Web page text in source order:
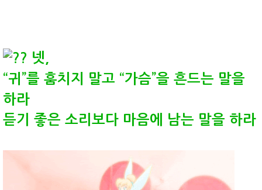
넷,
“귀”를 훔치지 말고 “가슴”을 흔드는 말을
하라
듣기 좋은 소리보다 마음에 남는 말을 하라